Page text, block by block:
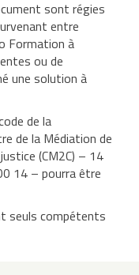
sont régies
entre
Formation à
ou de
une solution à
de la
de la Médiation de
(CM2C) – 14
14 – pourra être
seuls compétents